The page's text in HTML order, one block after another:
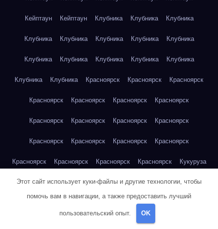
Кейптаун Кейптаун Клубника Клубника Клубника
Клубника Клубника Клубника Клубника Клубника
Клубника Клубника Клубника Клубника Клубника
Клубника Клубника Красноярск Красноярск Красноярск
Красноярск Красноярск Красноярск Красноярск
Красноярск Красноярск Красноярск Красноярск
Красноярск Красноярск Красноярск Красноярск
Красноярск Красноярск Красноярск Красноярск Кукуруза
Кукуруза Кукуруза Кукуруза Кукуруза Кукуруза
Кукуруза
Куриная грудка
Этот сайт использует куки-файлы и другие технологии, чтобы
помочь вам в навигации, а также предоставить лучший
пользовательский опыт. OK